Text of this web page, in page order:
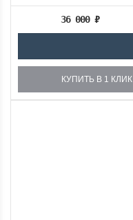
36 000 ₽
КУПИТЬ В 1 КЛИК